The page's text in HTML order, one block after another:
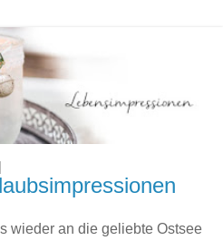
wieder an die geliebte Ostsee